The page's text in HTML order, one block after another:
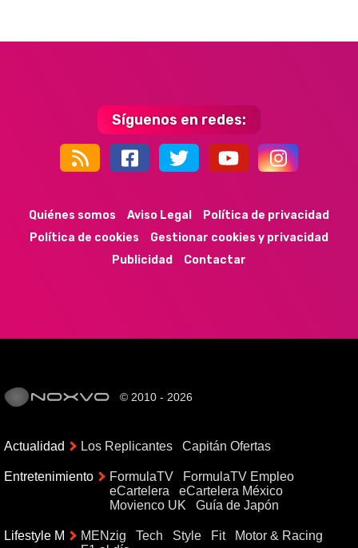
Síguenos en redes:
Quiénes somos Aviso Legal
Política de privacidad
Política de cookies
Gestionar cookies y privacidad
Publicidad
Contactar
© 2010 - 2026
Actualidad Los Replicantes Capitán Ofertas
Entretenimiento FormulaTV
FormulaTV Empleo
eCartelera
eCartelera México
Movienco UK
Guía de Japón
Lifestyle M MENzig Tech Style Fit
Motor & Racing